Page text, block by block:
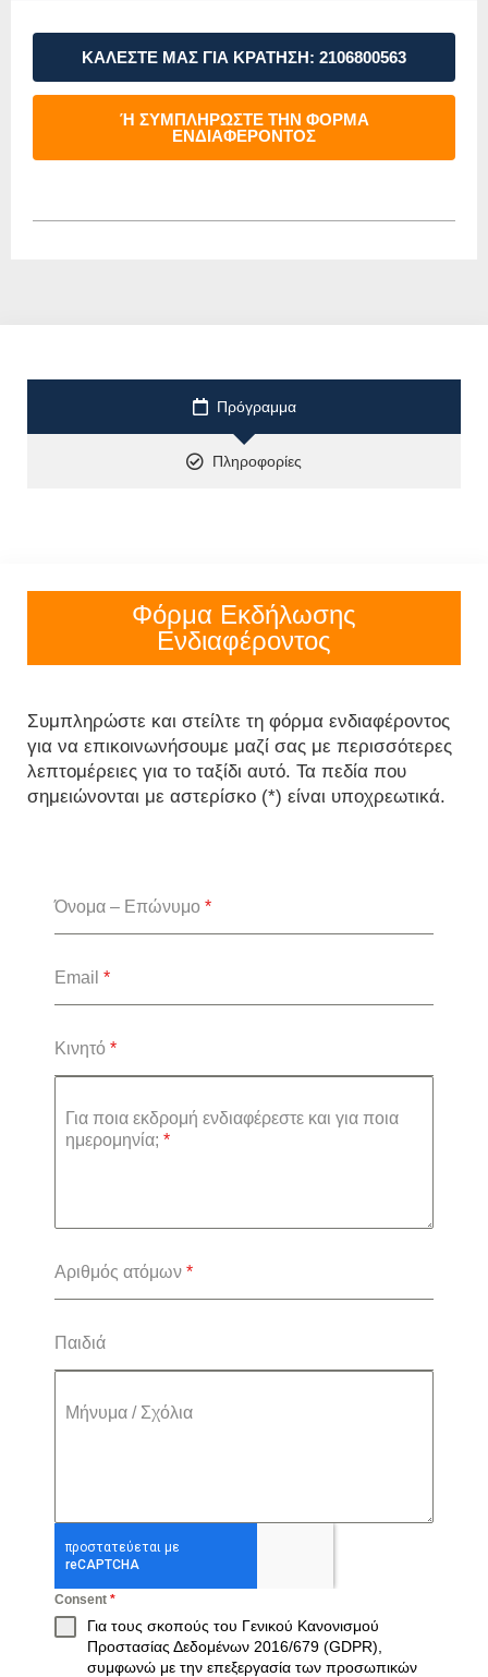
ΚΑΛΕΣΤΕ ΜΑΣ ΓΙΑ ΚΡΑΤΗΣΗ: 2106800563
Ή ΣΥΜΠΛΗΡΩΣΤΕ ΤΗΝ ΦΟΡΜΑ
ΕΝΔΙΑΦΕΡΟΝΤΟΣ
Πρόγραμμα
Πληροφορίες
Φόρμα Εκδήλωσης
Ενδιαφέροντος
Συμπληρώστε και στείλτε τη φόρμα ενδιαφέροντος
για να επικοινωνήσουμε μαζί σας με περισσότερες
λεπτομέρειες για το ταξίδι αυτό. Τα πεδία που
σημειώνονται με αστερίσκο (*) είναι υποχρεωτικά.
Όνομα – Επώνυμο *
Email *
Κινητό *
Για ποια εκδρομή ενδιαφέρεστε και για ποια
ημερομηνία; *
Αριθμός ατόμων *
Παιδιά
Μήνυμα / Σχόλια
Consent *
Για τους σκοπούς του Γενικού Κανονισμού
Προστασίας Δεδομένων 2016/679 (GDPR),
συμφωνώ με την επεξεργασία των προσωπικών